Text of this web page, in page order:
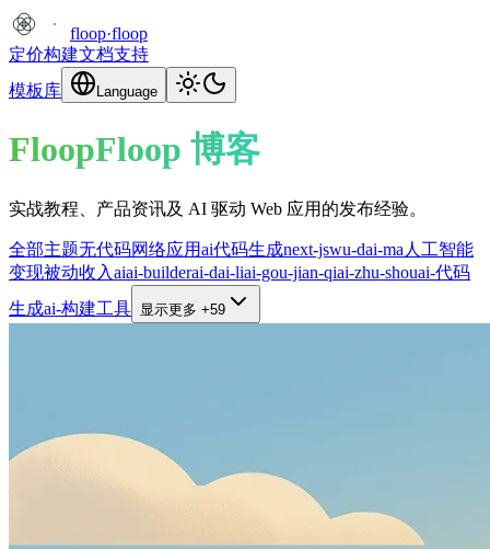
floop·floop
定价构建文档支持
模板库
Language
FloopFloop 博客
实战教程、产品资讯及 AI 驱动 Web 应用的发布经验。
全部主题无代码网络应用ai代码生成next-jswu-dai-ma 人工智能
变现被动收入aiai-builderai-dai-liai-gou-jian-qiai-zhu-shouai-代码
生成ai-构建工具 显示更多 +59